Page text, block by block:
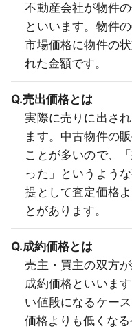
不動産会社が物件
といいます。物件
市場価格に物件の
れた金額です。
Q.売出価格とは
実際に売りに出さ
ます。中古物件の
ことが多いので、
った」というよう
提として査定価格
とがあります。
Q.成約価格とは
売主・買主の双方
成約価格といいま
い値段になるケー
価格よりも低くなる